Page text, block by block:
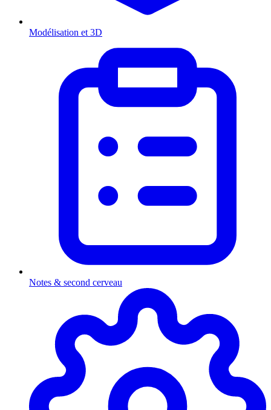
Modélisation et 3D
Notes & second cerveau